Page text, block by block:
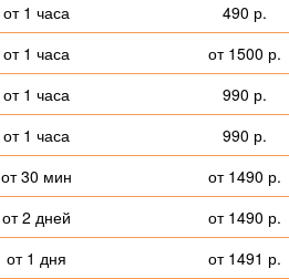
от 1 часа
490 р.
от 1 часа
от 1500 р.
от 1 часа
990 р.
от 1 часа
990 р.
от 30 мин
от 1490 р.
от 2 дней
от 1490 р.
от 1 дня
от 1491 р.